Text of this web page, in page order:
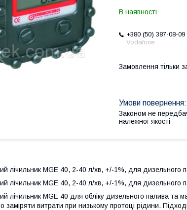
В наявності
+380 (50) 387-08-09
Vodafone
Замовлення тільки
Законом не
належної якості
лічильник MGE 40, 2-40 л/хв, +/-1%, для дизельного
лічильник MGE 40, 2-40 л/хв, +/-1%, для дизельного
лічильник MGE 40 для обліку дизельного палива та
заміряти витрати при низькому протоці рідини.